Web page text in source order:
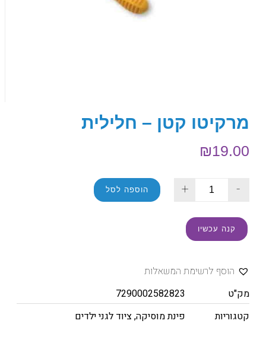
מרקיטו קטן – חלילית
₪19.00
-
+ הוספה לסל
קנה עכשיו
הוסף לרשימת המשאלות
מק"ט
7290002582823
קטגוריות
פינת מוסיקה,ציוד לגני ילדים